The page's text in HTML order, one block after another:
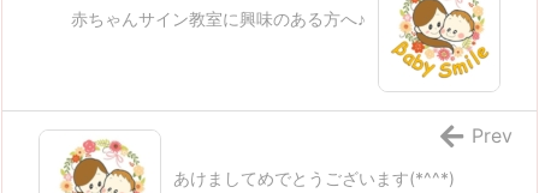
赤ちゃんサイン教室に興味のある方へ♪
あけましてめでとうございます(*^^*)
Prev